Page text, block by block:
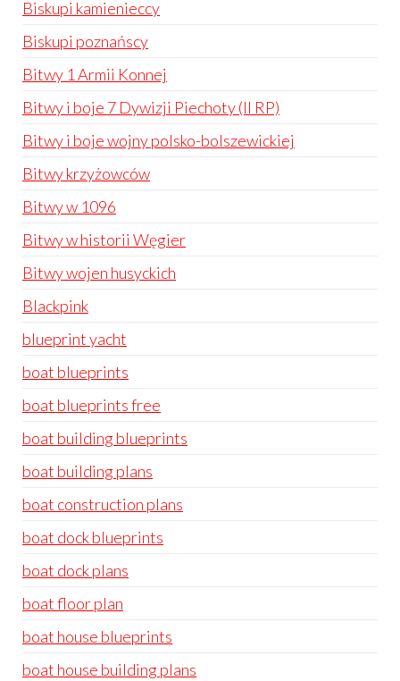
Biskupi kamienieccy
Biskupi poznańscy
Bitwy 1 Armii Konnej
Bitwy i boje 7 Dywizji Piechoty (II RP)
Bitwy i boje wojny polsko-bolszewickiej
Bitwy krzyżowców
Bitwy w 1096
Bitwy w historii Węgier
Bitwy wojen husyckich
Blackpink
blueprint yacht
boat blueprints
boat blueprints free
boat building blueprints
boat building plans
boat construction plans
boat dock blueprints
boat dock plans
boat floor plan
boat house blueprints
boat house building plans